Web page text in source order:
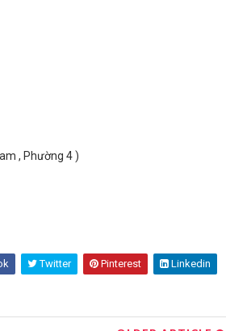
, Phường 4 )
Twitter Pinterest Linkedin